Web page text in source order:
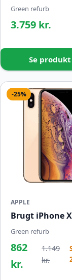
Green refurb
3.759 kr.
Se
-25%
APPLE
Brugt iPhone
Green refurb
862
kr.
1.149
kr.